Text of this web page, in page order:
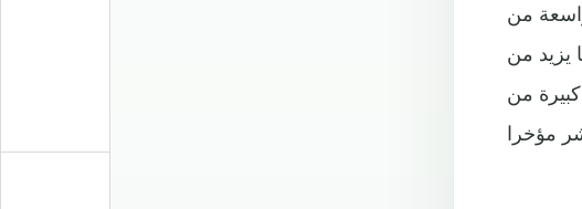
من
يزيد من
من